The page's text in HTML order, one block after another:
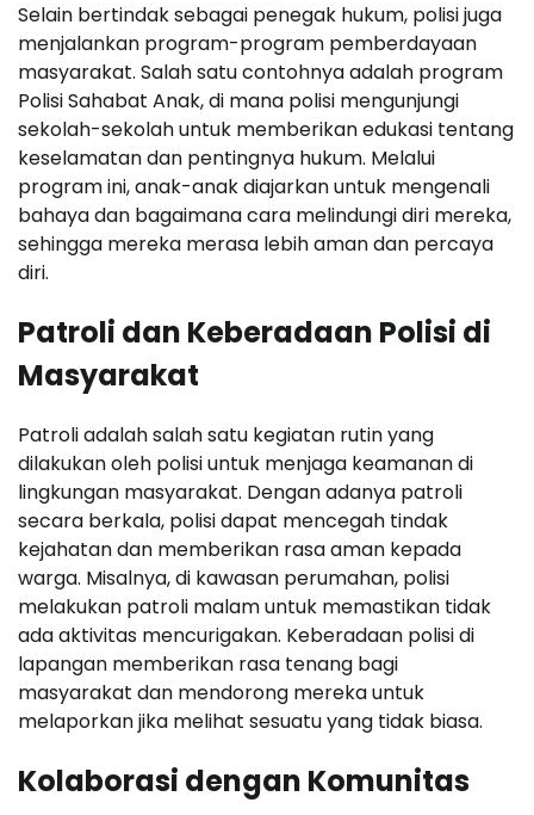
Selain bertindak sebagai penegak hukum, polisi juga
menjalankan program-program pemberdayaan
masyarakat. Salah satu contohnya adalah program
Polisi Sahabat Anak, di mana polisi mengunjungi
sekolah-sekolah untuk memberikan edukasi tentang
keselamatan dan pentingnya hukum. Melalui
program ini, anak-anak diajarkan untuk mengenali
bahaya dan bagaimana cara melindungi diri mereka,
sehingga mereka merasa lebih aman dan percaya
diri.
Patroli dan Keberadaan Polisi di
Masyarakat
Patroli adalah salah satu kegiatan rutin yang
dilakukan oleh polisi untuk menjaga keamanan di
lingkungan masyarakat. Dengan adanya patroli
secara berkala, polisi dapat mencegah tindak
kejahatan dan memberikan rasa aman kepada
warga. Misalnya, di kawasan perumahan, polisi
melakukan patroli malam untuk memastikan tidak
ada aktivitas mencurigakan. Keberadaan polisi di
lapangan memberikan rasa tenang bagi
masyarakat dan mendorong mereka untuk
melaporkan jika melihat sesuatu yang tidak biasa.
Kolaborasi dengan Komunitas